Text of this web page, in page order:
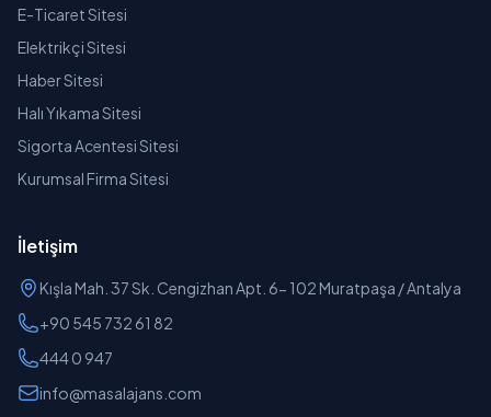
E-Ticaret Sitesi
Elektrikçi Sitesi
Haber Sitesi
Halı Yıkama Sitesi
Sigorta Acentesi Sitesi
Kurumsal Firma Sitesi
İletişim
Kışla Mah. 37 Sk. Cengizhan Apt. 6- 102 Muratpaşa / Antalya
+90 545 732 61 82
444 0 947
info@masalajans.com